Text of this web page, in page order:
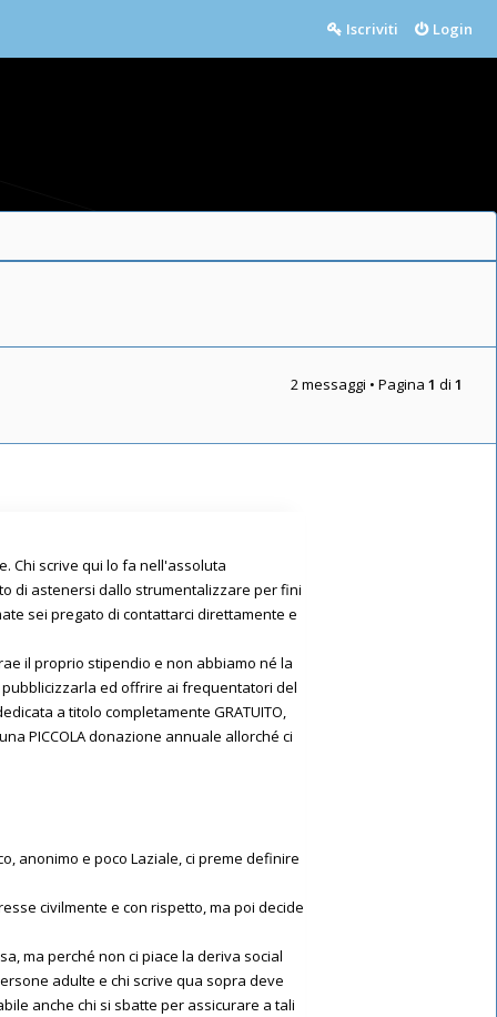
Login
Iscriviti
2 messaggi • Pagina 1 di 1
Chi scrive qui lo fa nell'assoluta
di astenersi dallo strumentalizzare per fini
sei pregato di contattarci direttamente e
il proprio stipendio e non abbiamo né la
ed offrire ai frequentatori del
a titolo completamente GRATUITO,
PICCOLA donazione annuale allorché ci
anonimo e poco Laziale, ci preme definire
civilmente e con rispetto, ma poi decide
ma perché non ci piace la deriva social
adulte e chi scrive qua sopra deve
anche chi si sbatte per assicurare a tali